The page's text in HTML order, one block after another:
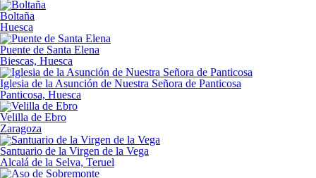
Boltaña
Huesca
Puente de Santa Elena
Biescas, Huesca
Iglesia de la Asunción de Nuestra Señora de Panticosa
Panticosa, Huesca
Velilla de Ebro
Zaragoza
Santuario de la Virgen de la Vega
Alcalá de la Selva, Teruel